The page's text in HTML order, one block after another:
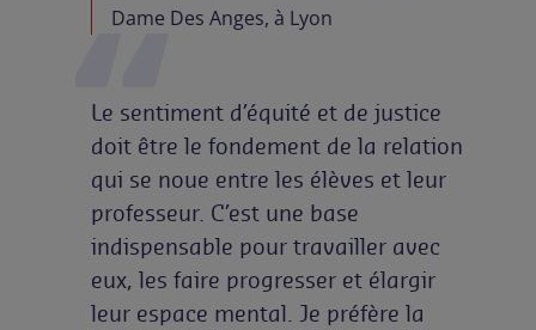
Dame Des Anges, à Lyon
Le sentiment d’équité et de justice
doit être le fondement de la relation
qui se noue entre les élèves et leur
professeur. C’est une base
indispensable pour travailler avec
eux, les faire progresser et élargir
leur espace mental. Je préfère la